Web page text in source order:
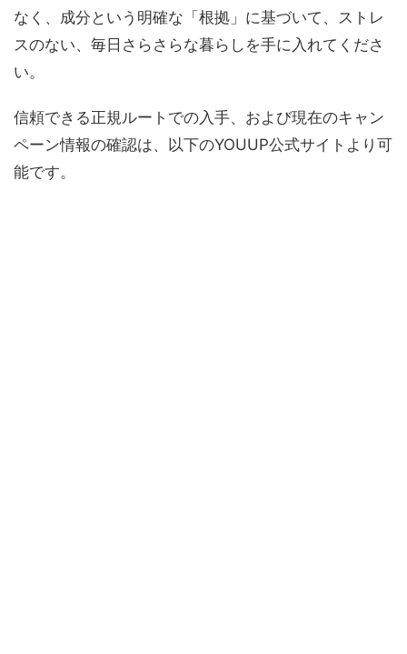
なく、成分という明確な「根拠」に基づいて、ストレ
スのない、毎日さらさらな暮らしを手に入れてくださ
い。
信頼できる正規ルートでの入手、および現在のキャン
ペーン情報の確認は、以下のYOUUP公式サイトより可
能です。